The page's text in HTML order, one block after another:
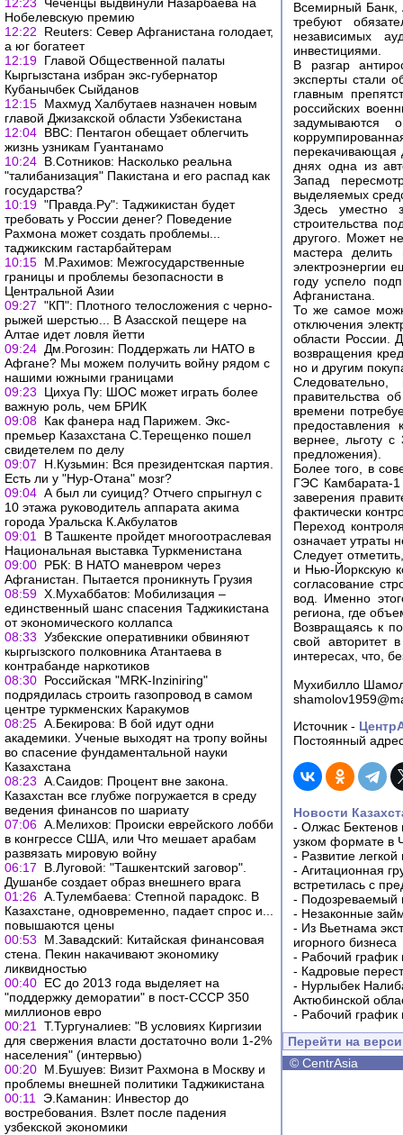
Нобелевскую премию
12:22
Reuters: Север Афганистана голодает,
а юг богатеет
12:19 Главой Общественной палаты
Кыргызстана избран экс-губернатор
Кубанычбек Сыйданов
12:15 Махмуд Халбутаев назначен новым
главой Джизакской области Узбекистана
12:04 ВВС: Пентагон обещает облегчить
жизнь узникам Гуантанамо
10:24 В.Сотников: Насколько реальна
"талибанизация" Пакистана и его распад как
государства?
10:19 "Правда.Ру": Таджикистан будет
требовать у России денег? Поведение
Рахмона может создать проблемы...
таджикским гастарбайтерам
10:15 М.Рахимов: Межгосударственные
границы и проблемы безопасности в
Центральной Азии
09:27 "КП": Плотного телосложения с черно-
рыжей шерстью... В Азасской пещере на
Алтае идет ловля йетти
09:24 Дм.Рогозин: Поддержать ли НАТО в
Афгане? Мы можем получить войну рядом с
нашими южными границами
09:23
Цихуа Пу: ШОС может играть более
важную роль, чем БРИК
09:08 Как фанера над Парижем. Экс-
премьер Казахстана С.Терещенко пошел
свидетелем по делу
09:07
Н.Кузьмин: Вся президентская партия.
Есть ли у "Нур-Отана" мозг?
09:04 А был ли суицид? Отчего спрыгнул с
10 этажа руководитель аппарата акима
города Уральска К.Акбулатов
09:01
В Ташкенте пройдет многоотраслевая
Национальная выставка Туркменистана
09:00 РБК: В НАТО маневром через
Афганистан. Пытается проникнуть Грузия
08:59 Х.Мухаббатов: Мобилизация –
единственный шанс спасения Таджикистана
от экономического коллапса
08:33 Узбекские оперативники обвиняют
кыргызского полковника Атантаева в
контрабанде наркотиков
08:30 Российская "MRK-Inziniring"
подрядилась строить газопровод в самом
центре туркменских Каракумов
08:25 А.Бекирова: В бой идут одни
академики. Ученые выходят на тропу войны
во спасение фундаментальной науки
Казахстана
08:23 А.Саидов: Процент вне закона.
Казахстан все глубже погружается в среду
ведения финансов по шариату
07:06 А.Мелихов: Происки еврейского лобби
в конгрессе США, или Что мешает арабам
развязать мировую войну
06:17
В.Луговой: "Ташкентский заговор".
Душанбе создает образ внешнего врага
01:26 А.Тулембаева: Степной парадокс. В
Казахстане, одновременно, падает спрос и...
повышаются цены
00:53
М.Завадский: Китайская финансовая
стена. Пекин накачивают экономику
ликвидностью
00:40 ЕС до 2013 года выделяет на
"поддержку деморатии" в пост-СССР 350
миллионов евро
00:21
Т.Тургуналиев: "В условиях Киргизии
для свержения власти достаточно воли 1-2%
населения" (интервью)
00:20 М.Бушуев: Визит Рахмона в Москву и
проблемы внешней политики Таджикистана
00:11
Э.Каманин: Инвестор до
востребования. Взлет после падения
узбекской экономики
Всемирный Банк,
требуют
независимых
инвестициями.
В разгар
эксперты стали
главным
российских
перекачивающая
днях одна из
Запад
выделяемых
Здесь уместно
строительства
другого. Может
мастера
электроэнергии
году успело
Афганистана.
То же самое
отключения
области России.
возвращения
но и другим
правительства
времени
предоставления
вернее, льготу
предложения).
Более того, в
ГЭС Камбарата-1
заверения
фактически
Переход
означает утраты
Следует
и Нью-Йоркскую
согласование
вод. Именно
региона, где
Возвращаясь к
свой авторитет
интересах, что,
Мухибилло
Источник -
Постоянный
Новости
- Олжас Бектенов
узком формате в
- Развитие
- Агитационная
встретилась с
- Подозреваемый
- Незаконные
- Из Вьетнама
игорного бизнеса
- Рабочий график
- Кадровые
- Нурлыбек
Актюбинской
- Рабочий график
Перейти на
© CentrAsia